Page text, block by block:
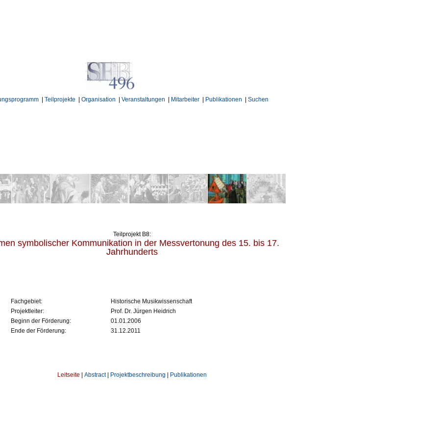
| Teilprojekte Organisation Veranstaltungen Mitarbeiter| Publikationen Suchen
Teilprojekt B8:
symbolischer Kommunikation in der Messvertonung des 15. bis 17.
Jahrhunderts
Fachgebiet:
Historische Musikwissenschaft
Projektleiter:
Prof. Dr. Jürgen Heidrich
Beginn der Förderung:
01.01.2006
Ende der Förderung:
31.12.2011
Leitseite Abstract| Projektbeschreibung Publikationen